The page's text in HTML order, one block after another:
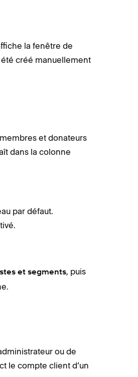
la fenêtre de
créé manuellement
et donateurs
dans la colonne
par défaut.
et segments, puis
ou de
le compte client d’un